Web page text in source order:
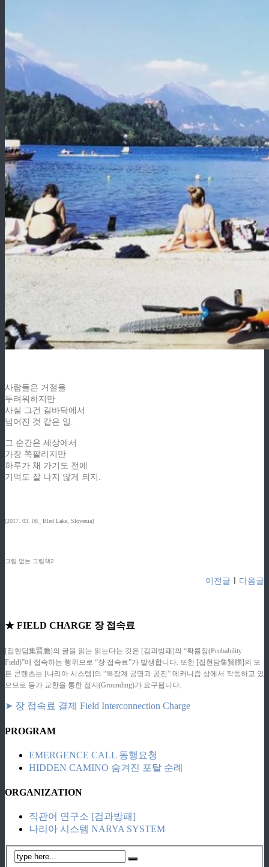
사람들은 거절을
두려워하지만
사실 그건 길바닥에서
넘어진 것 같은 일.
그 순간은 세상에서
가장 쪽팔리지만
하루가 채 가기도 전에
기억도 잘 나지 않게 되지.
[2017. 03. 08_ Bled Lake, Slovenia]
그림 없는 그림책2
이전글 다음글
★ FIELD CHARGE 장 접속료
[집현담集賢膽]의 글을 읽는 읽는다는 것은 [검과방패]의 “확률장(Probability
Field)”에 접속하는 행위므로 “장 접속료”가 발생합니다. 또한 [집현담集賢膽]의 모
든 콘텐츠는 [나리아 시스템]의 “복잡계 공명과 공진” 메커니즘 상에서 작동하고 있
으므로 등가 교환을 통한 접지(Grounding)가 요구됩니다.
➤ 장 접속료 결제 Field Interconnection Charge
PROGRAM
EMERGENCE CALL 동행요청
HIDDEN CAMINO 숨겨진 포탈 순례
ORGANIZATION
직관어 연구소 [검과방패]
나리아 시스템 NARYA SYSTEM